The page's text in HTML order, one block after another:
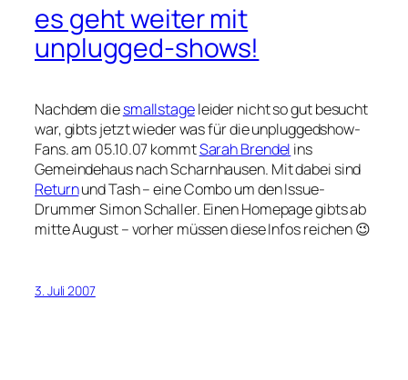
es geht weiter mit
unplugged-shows!
Nachdem diesmallstageleider nicht so gut besucht
war, gibts jetzt wieder was für die unpluggedshow-
Fans. am 05.10.07 kommtSarah Brendel ins
Gemeindehaus nach Scharnhausen. Mit dabei sind
Returnund Tash – eine Combo um den Issue-
Drummer Simon Schaller. Einen Homepage gibts ab
mitte August – vorher müssen diese Infos reichen 😉
3. Juli 2007